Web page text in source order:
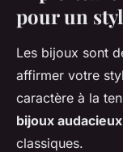
pour un
Les bijoux sont
affirmer votre
caractère à la
bijoux audacieux
classiques.